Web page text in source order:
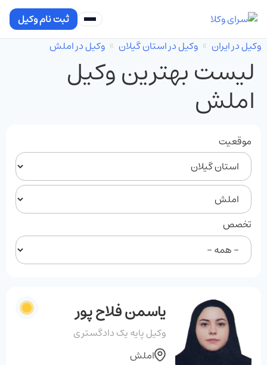
ثبت نام وکیل
وکیل در ایران
وکیل در استان گیلان وکیل در املش
لیست بهترین وکیل
املش
موقعیت
تخصص
یاسمن فلاح پور
وکیل پایه یک دادگستری
املش